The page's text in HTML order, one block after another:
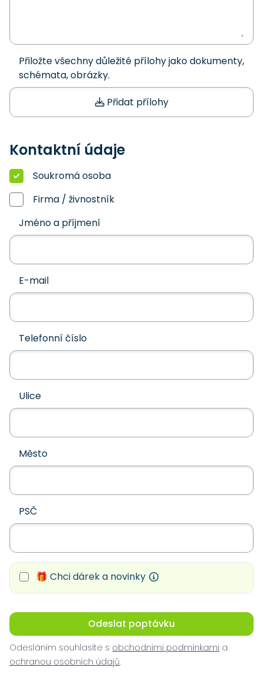
Přiložte všechny důležité přílohy jako dokumenty,
schémata, obrázky.
Přidat přílohy
Kontaktní údaje
Soukromá osoba
Firma / živnostník
Jméno a příjmení
E-mail
Telefonní číslo
Ulice
Město
PSČ
🎁 Chci dárek a novinky
Odeslat poptávku
Odesláním souhlasíte s obchodními podmínkami a
ochranou osobních údajů.